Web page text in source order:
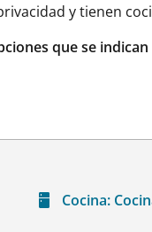
y tienen
que se
Cocina: